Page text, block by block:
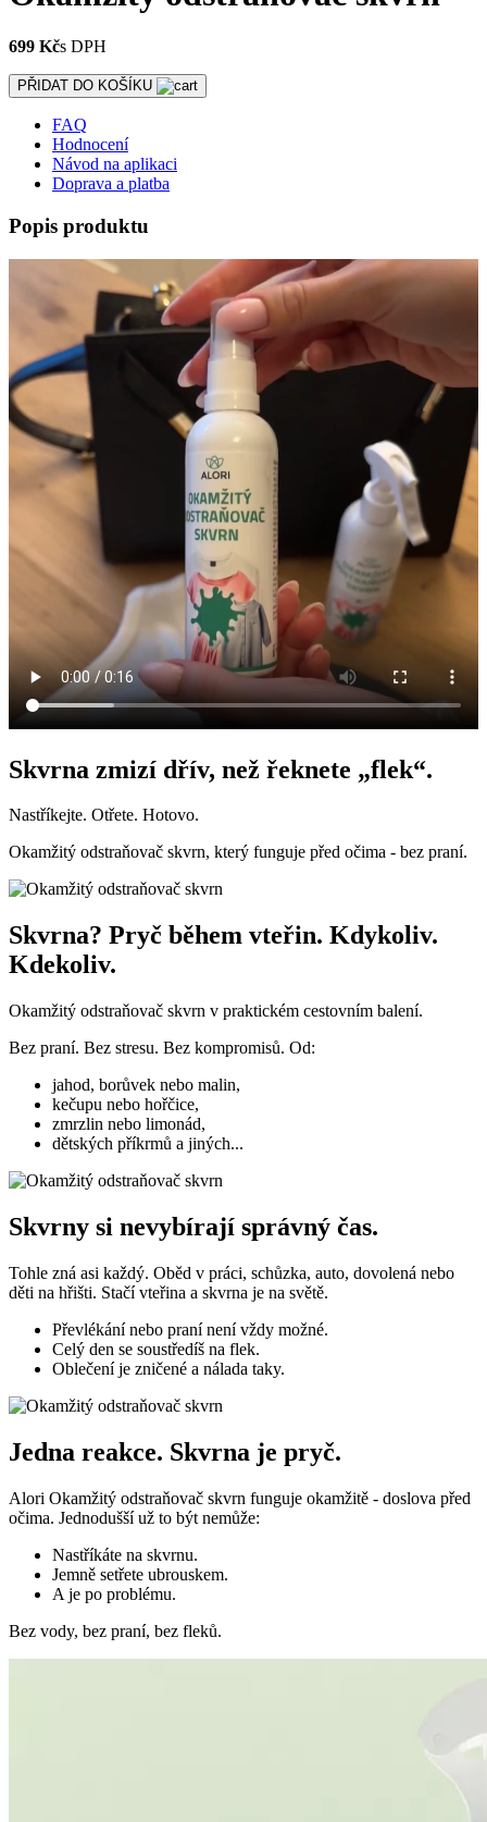
699 Kčs DPH
PŘIDAT DO KOŠÍKU
FAQ
Hodnocení
Návod na aplikaci
Doprava a platba
Popis produktu
Skvrna zmizí dřív, než řeknete „flek“.
Nastříkejte. Otřete. Hotovo.
Okamžitý odstraňovač skvrn, který funguje před očima - bez praní.
Skvrna? Pryč během vteřin. Kdykoliv.
Kdekoliv.
Okamžitý odstraňovač skvrn v praktickém cestovním balení.
Bez praní. Bez stresu. Bez kompromisů. Od:
jahod, borůvek nebo malin,
kečupu nebo hořčice,
zmrzlin nebo limonád,
dětských příkrmů a jiných...
Skvrny si nevybírají správný čas.
Tohle zná asi každý. Oběd v práci, schůzka, auto, dovolená nebo
děti na hřišti. Stačí vteřina a skvrna je na světě.
Převlékání nebo praní není vždy možné.
Celý den se soustředíš na flek.
Oblečení je zničené a nálada taky.
Jedna reakce. Skvrna je pryč.
Alori Okamžitý odstraňovač skvrn funguje okamžitě - doslova před
očima. Jednodušší už to být nemůže:
Nastříkáte na skvrnu.
Jemně setřete ubrouskem.
A je po problému.
Bez vody, bez praní, bez fleků.